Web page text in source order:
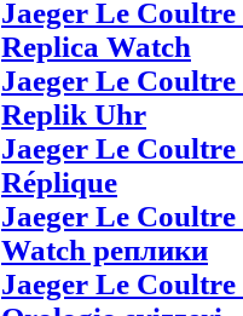
Jaeger Le
Replica Watch
Jaeger Le
Replik Uhr
Jaeger Le
Réplique
Jaeger Le Coultre
Watch реплики
Jaeger Le